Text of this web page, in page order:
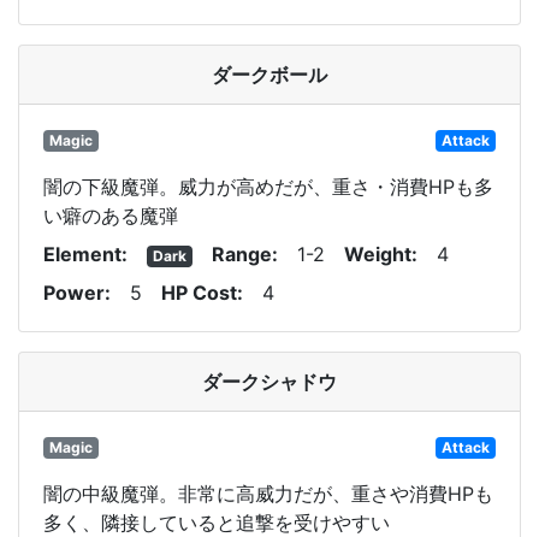
ダークボール
Magic Attack
闇の下級魔弾。威力が高めだが、重さ・消費HPも多
い癖のある魔弾
Element
Dark Range 1-2 Weight
4
Power
5 HP Cost 4
ダークシャドウ
Magic Attack
闇の中級魔弾。非常に高威力だが、重さや消費HPも
多く、隣接していると追撃を受けやすい